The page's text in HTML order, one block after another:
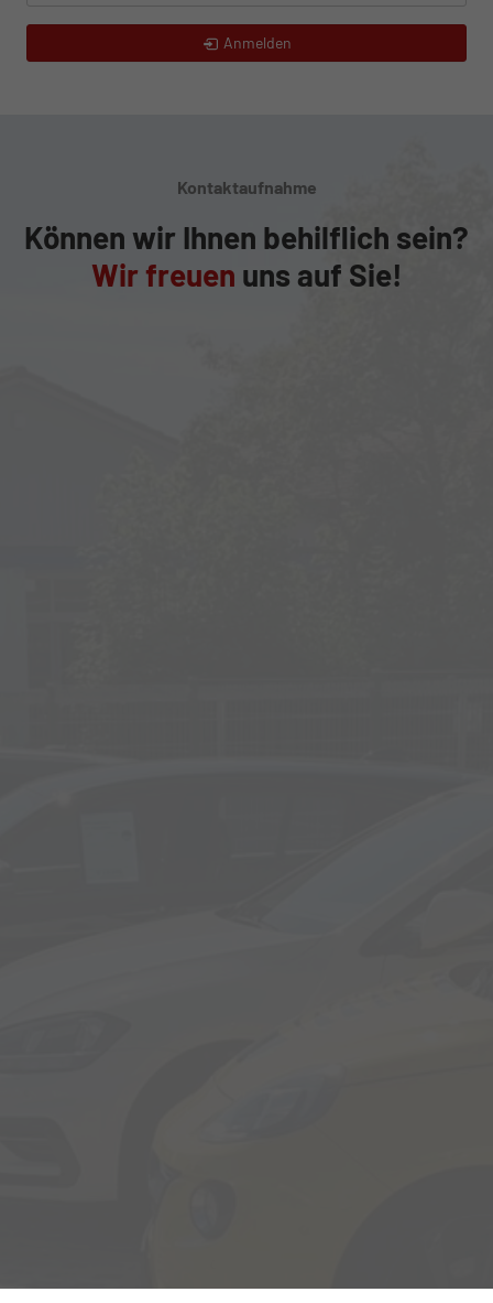
Anmelden
Kontaktaufnahme
Können wir Ihnen behilflich sein?
Wir freuen uns auf Sie!